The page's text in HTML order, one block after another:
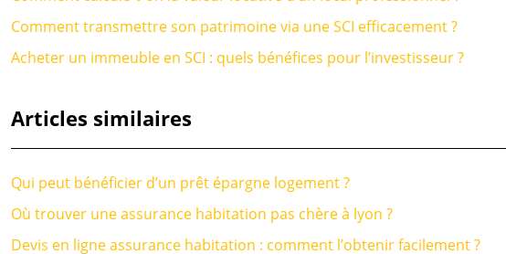
Comment transmettre son patrimoine via une SCI efficacement ?
Acheter un immeuble en SCI : quels bénéfices pour l’investisseur ?
Articles similaires
Qui peut bénéficier d’un prêt épargne logement ?
Où trouver une assurance habitation pas chère à lyon ?
Devis en ligne assurance habitation : comment l’obtenir facilement ?